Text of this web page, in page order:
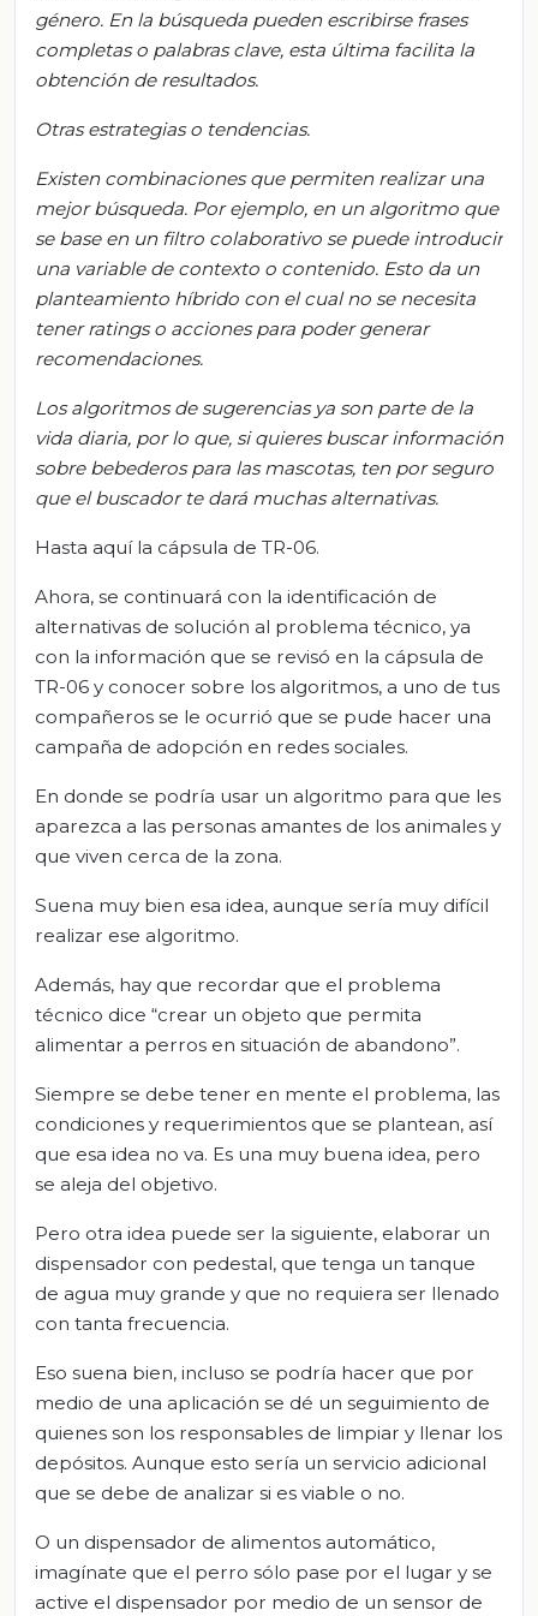
género. En la búsqueda pueden escribirse frases
completas o palabras clave, esta última facilita la
obtención de resultados.
Otras estrategias o tendencias.
Existen combinaciones que permiten realizar una
mejor búsqueda. Por ejemplo, en un algoritmo que
se base en un filtro colaborativo se puedeintroducir
una variable de contexto o contenido. Esto da un
planteamiento híbrido con el cual no se necesita
tener ratings o acciones para poder generar
recomendaciones.
Los algoritmos de sugerencias ya son parte de la
vida diaria, por lo que, siquieresbuscar información
sobre bebederos para lasmascotas, ten por seguro
que el buscador tedará muchas alternativas.
Hasta aquí la cápsula de TR-06.
Ahora, se continuará con la identificación de
alternativas de solución al problema técnico, ya
con la información que se revisó en la cápsula de
TR-06 y conocer sobre los algoritmos, a uno de tus
compañeros se le ocurrió que se pude hacer una
campaña de adopción en redes sociales.
En donde se podría usar un algoritmo para que les
aparezca a las personas amantes de los animales y
que viven cerca de la zona.
Suena muy bien esa idea, aunque sería muy difícil
realizar ese algoritmo.
Además, hay que recordar que el problema
técnico dice “crear un objeto que permita
alimentar a perros en situación de abandono”.
Siempre se debe tener en mente el problema, las
condiciones y requerimientos que se plantean, así
que esa idea no va. Es una muy buena idea, pero
se aleja del objetivo.
Pero otra idea puede ser la siguiente, elaborar un
dispensador con pedestal, que tenga un tanque
de agua muy grande y que no requiera ser llenado
con tanta frecuencia.
Eso suena bien, incluso se podría hacer que por
medio de una aplicación se dé un seguimiento de
quienes son los responsables de limpiar y llenar los
depósitos. Aunque esto sería un servicio adicional
que se debe de analizar si es viable o no.
O un dispensador de alimentos automático,
imagínate que el perro sólo pase por el lugar y se
active el dispensador por medio de un sensor de